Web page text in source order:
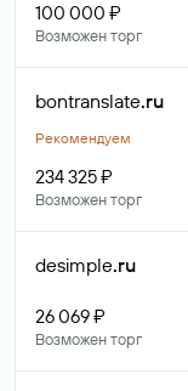
100 000 ₽
Возможен торг
bontranslate.ru
Рекомендуем
234 325 ₽
Возможен торг
desimple.ru
26 069 ₽
Возможен торг